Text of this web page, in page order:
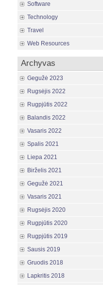
Software
Technology
Travel
Web Resources
Archyvas
Gegužė 2023
Rugsėjis 2022
Rugpjūtis 2022
Balandis 2022
Vasaris 2022
Spalis 2021
Liepa 2021
Birželis 2021
Gegužė 2021
Vasaris 2021
Rugsėjis 2020
Rugpjūtis 2020
Rugpjūtis 2019
Sausis 2019
Gruodis 2018
Lapkritis 2018